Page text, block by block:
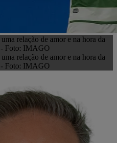
relação de amor e na hora da
- Foto: IMAGO
relação de amor e na hora da
- Foto: IMAGO